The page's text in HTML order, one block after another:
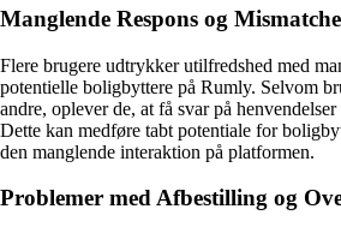
Manglende Respons og
Flere brugere udtrykker utilfredshed med
potentielle boligbyttere på Rumly. Selvom
andre, oplever de, at få svar på
Dette kan medføre tabt potentiale for
den manglende interaktion på platformen.
Problemer med Afbestilling og